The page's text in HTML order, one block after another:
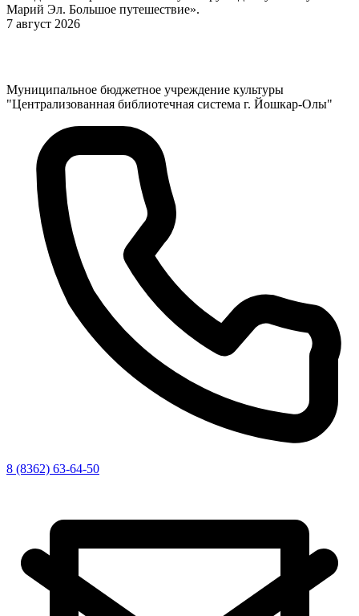
Марий Эл. Большое путешествие».
7 август 2026
Муниципальное бюджетное учреждение культуры
"Централизованная библиотечная система г. Йошкар-Олы"
8 (8362) 63-64-50